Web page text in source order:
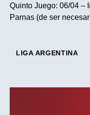
Quinto Juego: 06/04 –
Parnas (de ser
LIGA ARGENTINA